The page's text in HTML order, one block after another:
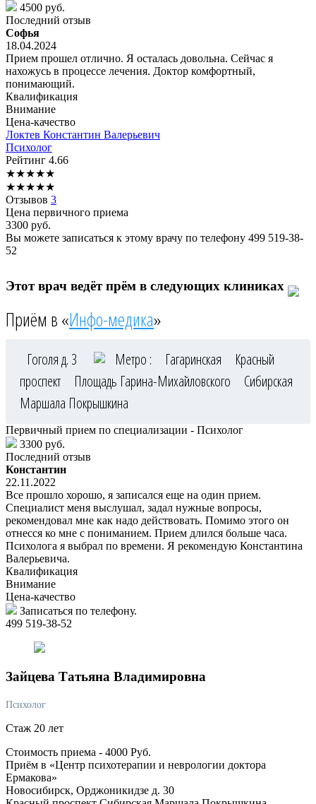
4500 руб.
Последний отзыв
Софья
18.04.2024
Прием прошел отлично. Я осталась довольна. Сейчас я
нахожусь в процессе лечения. Доктор комфортный,
понимающий.
Квалификация
Внимание
Цена-качество
Локтев Константин Валерьевич
Психолог
Рейтинг 4.66
★★★★★
★★★★★
Отзывов 3
Цена первичного приема
3300 руб.
Вы можете записаться к этому врачу по телефону 499 519-38-
52
Этот врач ведёт прём в следующих клиниках
Приём в «Инфо-медика»
Гоголя д. 3 Метро : Гагаринская
Красный
проспект
Площадь Гарина-Михайловского
Сибирская
Маршала Покрышкина
Первичный прием по специализации - Психолог
3300 руб.
Последний отзыв
Константин
22.11.2022
Все прошло хорошо, я записался еще на один прием.
Специалист меня выслушал, задал нужные вопросы,
рекомендовал мне как надо действовать. Помимо этого он
отнесся ко мне с пониманием. Прием длился больше часа.
Психолога я выбрал по времени. Я рекомендую Константина
Валерьевича.
Квалификация
Внимание
Цена-качество
Записаться по телефону.
499 519-38-52
Зайцева Татьяна Владимировна
Психолог
Стаж 20 лет
Стоимость приема - 4000 Руб.
Приём в «Центр психотерапии и неврологии доктора
Ермакова»
Новосибирск, Орджоникидзе д. 30